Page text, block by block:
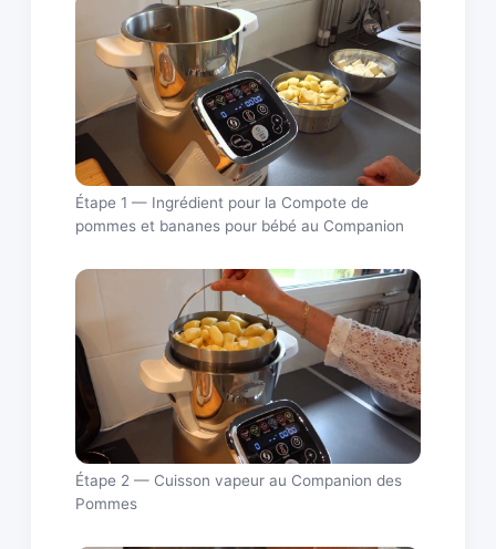
Étape 1 — Ingrédient pour la Compote de
pommes et bananes pour bébé au Companion
Étape 2 — Cuisson vapeur au Companion des
Pommes